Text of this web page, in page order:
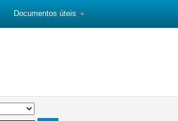
Documentos úteis